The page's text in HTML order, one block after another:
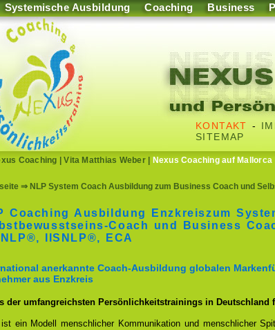
Systemische Ausbildung Coaching Business
KONTAKT -
SITEMAP
Coaching |Vita Matthias Weber| Nexus Coaching auf Mallorca
⇒ NLP System Coach Ausbildung zum Business Coach und
Coaching Ausbildung Enzkreiszum
Coach und Business
IISNLP®, ECA
anerkannte Coach-Ausbildung globalen
aus Enzkreis
der umfangreichsten Persönlichkeitstrainings in Deutschland
ist ein Modell menschlicher Kommunikation und menschlicher